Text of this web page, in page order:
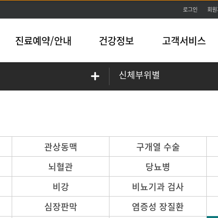
본문바로가기
로그인 회
진료예약/안내 건강정보 고객서비스
신체부위별
관상동맥
구개열 수술
뇌혈관
당뇨병
비강
비뇨기과 검사
심장판막
염증성 장질환